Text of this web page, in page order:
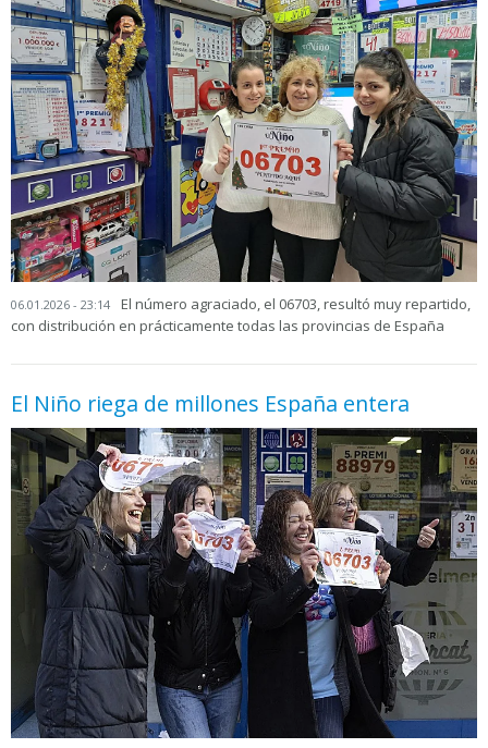
06.01.2026 - 23:14
El número agraciado, el 06703, resultó muy repartido,
con distribución en prácticamente todas las provincias de España
El Niño riega de millones España entera